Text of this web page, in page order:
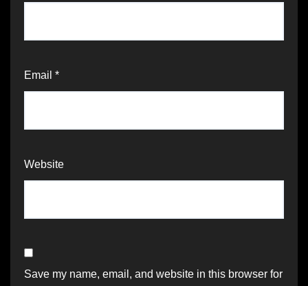
Email *
Website
Save my name, email, and website in this browser for